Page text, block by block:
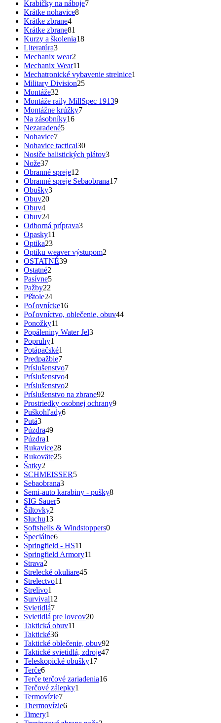
Krabičky na náboje7
Krátke nohavice8
Krátke zbrane4
Krátke zbrane81
Kurzy a školenia18
Literatúra3
Mechanix wear2
Mechanix Wear11
Mechatronické vybavenie strelnice1
Military Division25
Montáže32
Montáže raily MillSpec 19139
Montážne krúžky7
Na zásobníky16
Nezaradené5
Nohavice7
Nohavice tactical30
Nosiče balistických plátov3
Nože37
Obranné spreje12
Obranné spreje Sebaobrana17
Obušky3
Obuv20
Obuv4
Obuv24
Odborná príprava3
Opasky11
Optika23
Optiku weaver výstupom2
OSTATNÉ39
Ostatné2
Pasívne5
Pažby22
Pištole24
Poľovnícke16
Poľovníctvo, oblečenie, obuv44
Ponožky11
Popáleniny Water Jel3
Popruhy1
Potápačské1
Predpažbie7
Príslušenstvo7
Príslušenstvo4
Príslušenstvo2
Príslušenstvo na zbrane92
Prostriedky osobnej ochrany9
Puškohľady6
Putá3
Púzdra49
Púzdra1
Rukavice28
Rukoväte25
Šatky2
SCHMEISSER5
Sebaobrana3
Semi-auto karabiny - pušky8
SIG Sauer5
Šiltovky2
Sluchu13
Softshells & Windstoppers0
Špeciálne6
Springfield - HS11
Springfield Armory11
Strava2
Strelecké okuliare45
Strelectvo11
Strelivo1
Survival12
Svietidlá7
Svietidlá pre lovcov20
Taktická obuv11
Taktické36
Taktické oblečenie, obuv92
Taktické svietidlá, zdroje47
Teleskopické obušky17
Terče6
Terče terčové zariadenia16
Terčové zálepky1
Termovízie7
Thermovízie6
Timery1